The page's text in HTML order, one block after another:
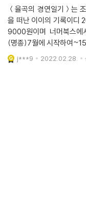
＜율곡의 경연일기＞는
을 떠난 이이의 기록이디 2016년 1월에 제1판 1쇄가 인쇄되었다 정가는2
9000원이며 너머북스에서 펴냈다 내용: 이 책은 율
(명종)7월에 시작하여
란 임금과 신하가 서로 책
한수 배우눈 자리이다.
j***9 2022.02.28.